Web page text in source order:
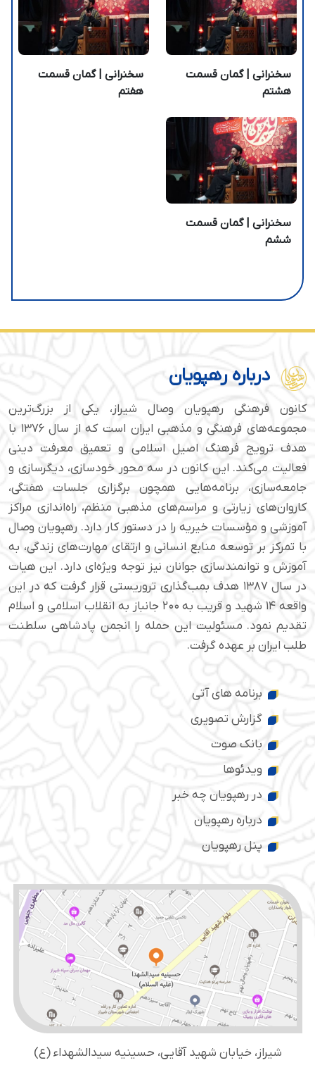
سخنرانی | گمان قسمت
هشتم
سخنرانی | گمان قسمت
هفتم
سخنرانی | گمان قسمت
ششم
درباره رهپویان
کانون فرهنگی رهپویان وصال شیراز، یکی از بزرگ‌ترین
مجموعه‌های فرهنگی و مذهبی ایران است که از سال ۱۳۷۶ با
هدف ترویج فرهنگ اصیل اسلامی و تعمیق معرفت دینی
فعالیت می‌کند. این کانون در سه محور خودسازی، دیگرسازی و
جامعه‌سازی، برنامه‌هایی همچون برگزاری جلسات هفتگی،
کاروان‌های زیارتی و مراسم‌های مذهبی منظم، راه‌اندازی مراکز
آموزشی و مؤسسات خیریه را در دستور کار دارد. رهپویان وصال
با تمرکز بر توسعه منابع انسانی و ارتقای مهارت‌های زندگی، به
آموزش و توانمندسازی جوانان نیز توجه ویژه‌ای دارد. این هیات
در سال ۱۳۸۷ هدف بمب‌گذاری تروریستی قرار گرفت که در این
واقعه ۱۴ شهید و قریب به ۲۰۰ جانباز به انقلاب اسلامی و اسلام
تقدیم نمود. مسئولیت این حمله را انجمن پادشاهی سلطنت
طلب ایران بر عهده گرفت.
برنامه های آتی
گزارش تصویری
بانک صوت
ویدئوها
در رهپویان چه خبر
درباره رهپویان
پنل رهپویان
شیراز، خیابان شهید آقایی، حسینیه سید‌الشهداء (ع)